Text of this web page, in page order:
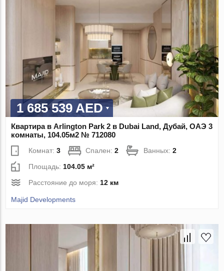
1 685 539 AED
Квартира в Arlington Park 2 в Dubai Land, Дубай, ОАЭ 3
комнаты, 104.05м2 № 712080
Комнат:3 Спален:2 Ванных:2
Площадь:104.05 м²
Расстояние до моря:12 км
Majid Developments